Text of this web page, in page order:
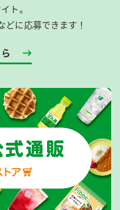
ト。
に応募できます！